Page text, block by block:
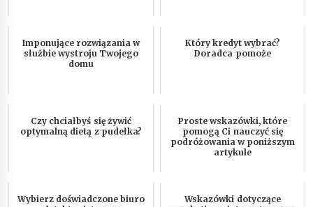
Imponujące rozwiązania w
służbie wystroju Twojego
domu
Który kredyt wybrać?
Doradca pomoże
Czy chciałbyś się żywić
optymalną dietą z pudełka?
Proste wskazówki, które
pomogą Ci nauczyć się
podróżowania w poniższym
artykule
Wybierz doświadczone biuro
Wskazówki dotyczące